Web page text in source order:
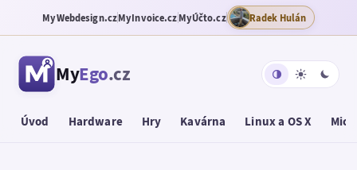
MyWebdesign.czMyInvoice.czMyÚčto.cz Radek Hulán
MyEgo.cz
Úvod Hardware Hry Kavárna Linux a OS X